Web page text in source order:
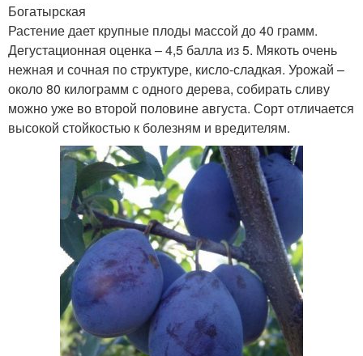
Богатырская
Растение дает крупные плоды массой до 40 грамм.
Дегустационная оценка – 4,5 балла из 5. Мякоть очень
нежная и сочная по структуре, кисло-сладкая. Урожай –
около 80 килограмм с одного дерева, собирать сливу
можно уже во второй половине августа. Сорт отличается
высокой стойкостью к болезням и вредителям.